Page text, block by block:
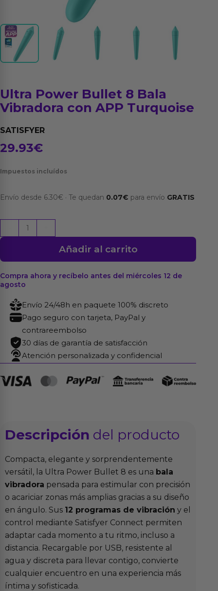
Ultra Power Bullet 8 Bala
Vibradora con APP Turquoise
SATISFYER
29.93€
Impuestos incluídos
Envío desde 6.30€ · Te quedan 0.07€ para envío GRATIS
Power
8
Bala
Vibradora
con
APP
Turquoise
cantidad
Añadir al carrito
Compra ahora y recíbelo antes del miércoles 12 de
agosto
Envío 24/48h en paquete 100% discreto
Pago seguro con tarjeta, PayPal y
contrareembolso
30 días de garantía de satisfacción
Atención personalizada y confidencial
Descripción del producto
Compacta, elegante y sorprendentemente
versátil, la Ultra Power Bullet 8 es una bala
vibradora pensada para estimular con precisión
o acariciar zonas más amplias gracias a su diseño
en ángulo. Sus 12 programas de vibración y el
control mediante Satisfyer Connect permiten
adaptar cada momento a tu ritmo, incluso a
distancia. Recargable por USB, resistente al
agua y discreta para llevar contigo, convierte
cualquier encuentro en una experiencia más
íntima y sofisticada.